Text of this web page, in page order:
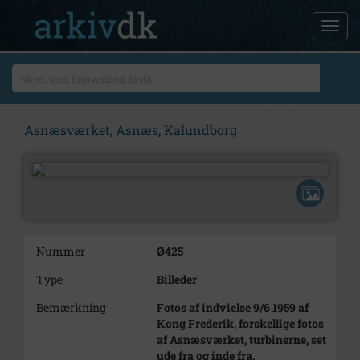
Asnæsværket, Asnæs, Kalundborg
Nummer
Ø425
Type
Billeder
Bemærkning
Fotos af indvielse 9/6 1959 af
Kong Frederik, forskellige fotos
af Asnæsværket, turbinerne, set
ude fra og inde fra.